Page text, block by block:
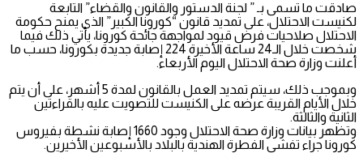
صادقت ما تسمى بـ ” لجنة الدستور والقانون والقضاء” التابعة
لكنيست الاحتلال، على تمديد قانون “كورونا الكبير” الذي يمنح حكومة
الاحتلال صلاحيات فرض قيود لمواجهة جائحة كورونا، يأتي ذلك فيما
شخصت خلال الـ24 ساعة الأخيرة 224 إصابة جديدة بكورونا، حسب ما
أعلنت وزارة صحة الاحتلال اليوم الأربعاء.
وبموجب ذلك، سيتم تمديد العمل بالقانون لمدة 5 أشهر، على أن يتم
خلال الأيام القريبة عرضه على الكنيست للتصويت عليه بالقراءتين
الثانية والثالثة.
وتظهر بيانات وزارة صحة الاحتلال وجود 1660 إصابة نشطة بفيروس
كورونا جراء تفشي الفطرة الهندية بالبلاد بالأسبوعين الأخيرين.